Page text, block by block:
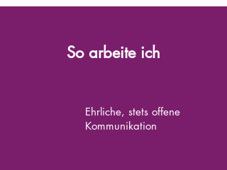
So arbeite ich
Ehrliche, stets offene
Kommunikation